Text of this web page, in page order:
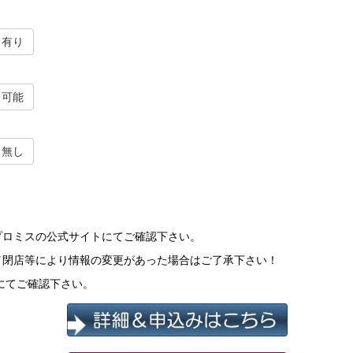
有り
可能
無し
ミスの公式サイトにてご確認下さい。
店等により情報の変更があった場合はご了承下さい！
ご確認下さい。